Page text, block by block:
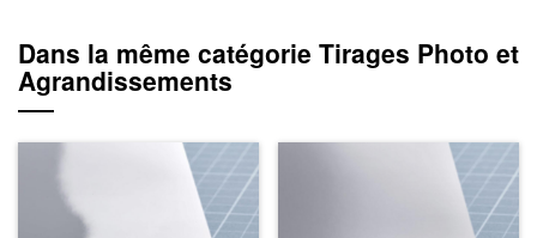
Dans la même catégorie Tirages Photo et
Agrandissements